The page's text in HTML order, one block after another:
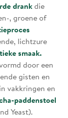
drankdie
, groene of
lichtzure
smaak.
door een
gisten en
vakkringen en
paddenstoel
Yeast).